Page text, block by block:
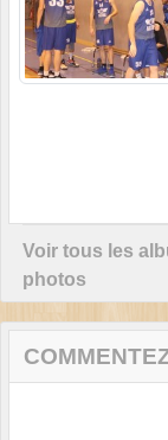
Voir tous les
photos